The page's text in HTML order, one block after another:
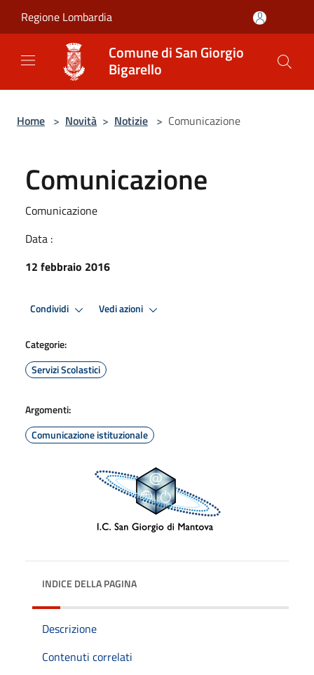
Regione Lombardia
Comune di San Giorgio
Bigarello
Home > Novità > Notizie > Comunicazione
Comunicazione
Comunicazione
Data :
12 febbraio 2016
Condividi Vedi azioni
Categorie:
Servizi Scolastici
Argomenti:
Comunicazione istituzionale
INDICE DELLA PAGINA
Descrizione
Contenuti correlati